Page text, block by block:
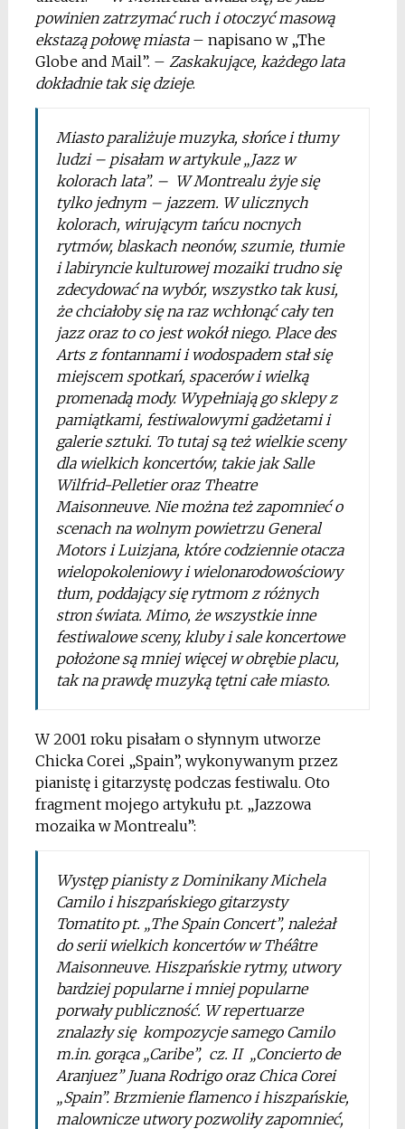
powinien zatrzymać ruch i otoczyć masową
ekstazą połowę miasta– napisano w „The
Globe and Mail”. – Zaskakujące, każdego lata
dokładnie tak się dzieje.
Miasto paraliżuje muzyka, słońce i tłumy
ludzi – pisałam w artykule „Jazz w
kolorach lata”. – W Montrealu żyje się
tylko jednym – jazzem. W ulicznych
kolorach, wirującym tańcu nocnych
rytmów, blaskach neonów, szumie, tłumie
i labiryncie kulturowej mozaiki trudno się
zdecydować na wybór, wszystko tak kusi,
że chciałoby się na raz wchłonąć cały ten
jazz oraz to co jest wokół niego. Place des
Artsz fontannami i wodospadem stał się
miejscem spotkań, spacerów i wielką
promenadą mody. Wypełniają go sklepy z
pamiątkami, festiwalowymi gadżetami i
galerie sztuki. To tutaj są też wielkie sceny
dla wielkich koncertów, takie jakSalle
Wilfrid-Pelletieroraz Theatre
Maisonneuve. Nie można też zapomnieć o
scenach na wolnym powietrzu General
MotorsiLuizjana, które codziennie otacza
wielopokoleniowy i wielonarodowościowy
tłum, poddający się rytmom z różnych
stron świata. Mimo, że wszystkie inne
festiwalowe sceny, kluby i sale koncertowe
położone są mniej więcej w obrębie placu,
tak na prawdę muzyką tętni całe miasto.
W 2001 roku pisałam o słynnym utworze
Chicka Corei „Spain”, wykonywanym przez
pianistę i gitarzystę podczas festiwalu. Oto
fragment mojego artykułu p.t. „Jazzowa
mozaika w Montrealu”:
Występ pianisty z Dominikany Michela
Camilo i hiszpańskiego gitarzysty
Tomatito pt. „The Spain Concert”, należał
do serii wielkich koncertów w Théâtre
Maisonneuve. Hiszpańskie rytmy, utwory
bardziej popularne i mniej popularne
porwały publiczność. W repertuarze
znalazły się kompozycje samego Camilo
m.in. gorąca „Caribe”, cz. II „Concierto de
Aranjuez” Juana Rodrigo oraz Chica Corei
„Spain”. Brzmienie flamenco i hiszpańskie,
malownicze utwory pozwoliły zapomnieć,